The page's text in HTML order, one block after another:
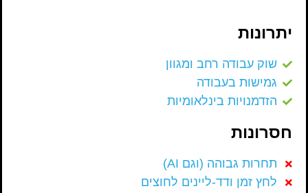
יתרונות
שוק עבודה רחב ומגוון
גמישות בעבודה
הזדמנויות בינלאומיות
חסרונות
תחרות גבוהה (וגם AI)
לחץ זמן ודד-ליינים לחוצים